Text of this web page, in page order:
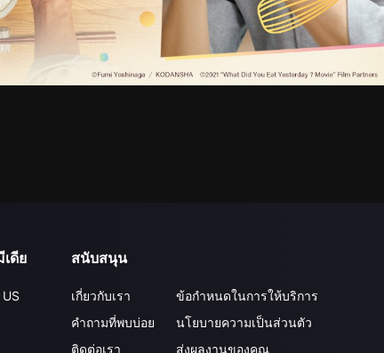
ดีย สนับสนุน
เกี่ยวกับเรา
คำถามที่พบบ่อย
ติดต่อเรา
ข้อกำหนดในการให้บริการ
นโยบายความเป็นส่วนตัว
ส่งผลงานของคุณ